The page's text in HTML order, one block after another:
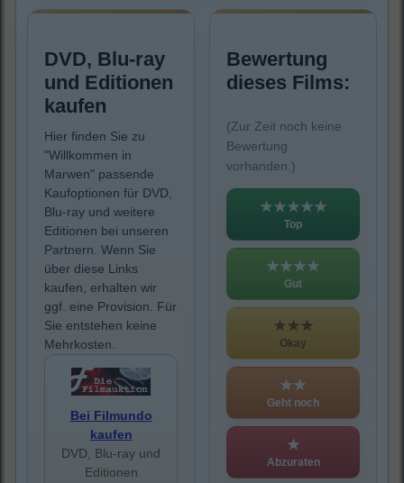
DVD, Blu-ray
und Editionen
kaufen
Hier finden Sie zu
"Willkommen in
Marwen" passende
Kaufoptionen für DVD,
Blu-ray und weitere
Editionen bei unseren
Partnern. Wenn Sie
über diese Links
kaufen, erhalten wir
ggf. eine Provision. Für
Sie entstehen keine
Mehrkosten.
Bei Filmundo
kaufen
DVD, Blu-ray und
Editionen
Bewertung
dieses Films:
(Zur Zeit noch keine
Bewertung
vorhanden.)
★★★★★
Top
★★★★
Gut
★★★
Okay
★★
Geht noch
★
Abzuraten